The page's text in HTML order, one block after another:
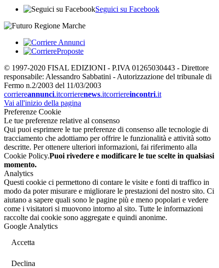
Seguici su Facebook
© 1997-2020 FISAL EDIZIONI - P.IVA 01265030443 - Direttore
responsabile: Alessandro Sabbatini - Autorizzazione del tribunale di
Fermo n.2/2003 del 11/03/2003
corriereannunci.itcorrierenews.itcorriereincontri.it
Vai all'inizio della pagina
Preferenze Cookie
Le tue preferenze relative al consenso
Qui puoi esprimere le tue preferenze di consenso alle tecnologie di
tracciamento che adottiamo per offrire le funzionalità e attività sotto
descritte. Per ottenere ulteriori informazioni, fai riferimento alla
Cookie Policy.Puoi rivedere e modificare le tue scelte in qualsiasi
momento.
Analytics
Questi cookie ci permettono di contare le visite e fonti di traffico in
modo da poter misurare e migliorare le prestazioni del nostro sito. Ci
aiutano a sapere quali sono le pagine più e meno popolari e vedere
come i visitatori si muovono intorno al sito. Tutte le informazioni
raccolte dai cookie sono aggregate e quindi anonime.
Google Analytics
Accetta
Declina